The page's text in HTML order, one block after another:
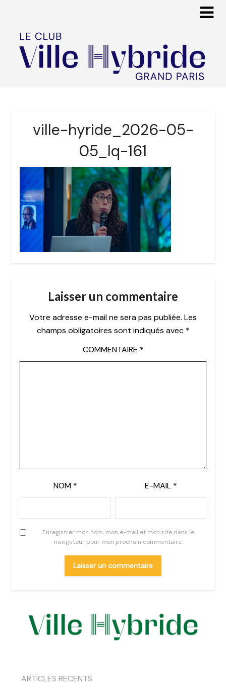
ville-hyride_2026-05-
05_lq-161
Laisser un commentaire
Votre adresse e-mail ne sera pas publiée. Les
champs obligatoires sont indiqués avec *
COMMENTAIRE *
NOM * E-MAIL *
Enregistrer mon nom, mon e-mail et mon site dans le
navigateur pour mon prochain commentaire.
ARTICLES RECENTS